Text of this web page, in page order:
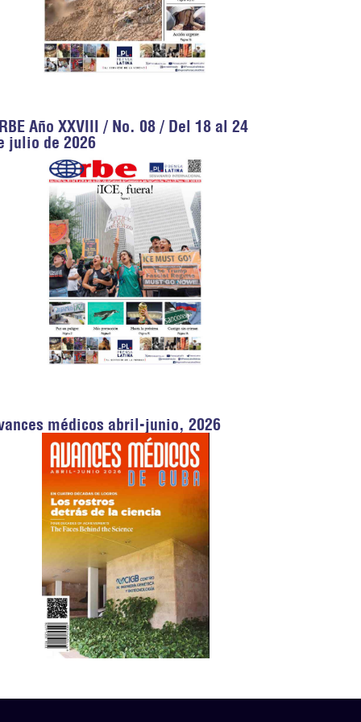
Año XXVIII / No. 08 / Del 18 al 24
julio de 2026
médicos abril-junio, 2026